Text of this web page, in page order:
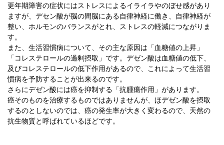
更年期障害の症状にはストレスによるイライラやのぼせ感があり
ますが、デセン酸が脳の間脳にある自律神経に働き、自律神経が
整い、ホルモンのバランスがとれ、ストレスの軽減につながりま
す。
また、生活習慣病について、その主な原因は「血糖値の上昇」
「コレステロールの過剰摂取」です。デゼン酸は血糖値の低下、
及びコレステロールの低下作用があるので、これによって生活習
慣病を予防することが出来るのです。
さらにデゼン酸には癌を抑制する「抗腫瘍作用」があります。
癌そのものを治療するものではありませんが、ほデゼン酸を摂取
するのとしないのでは、癌の発生率が大きく変わるので、天然の
抗生物質と呼ばれているほどです。